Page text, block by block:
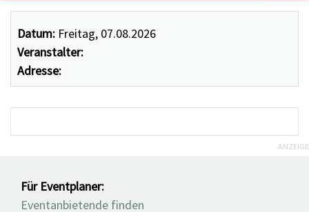
Datum: Freitag, 07.08.2026
Veranstalter:
Adresse:
ANZEIGE
Für Eventplaner:
Eventanbietende finden